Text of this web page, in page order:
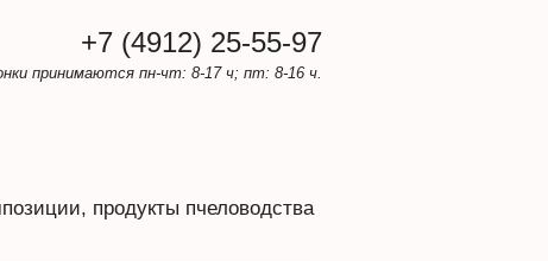
+7 (4912) 25-55-97
принимаются пн-чт: 8-17 ч; пт: 8-16 ч.
продукты пчеловодства